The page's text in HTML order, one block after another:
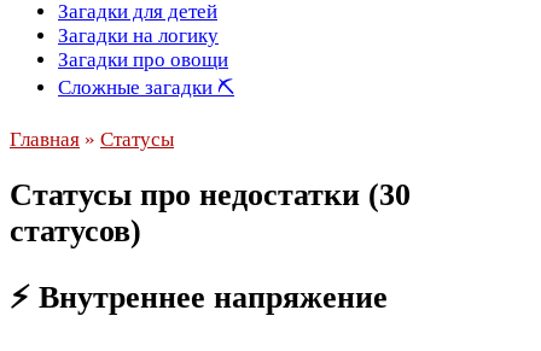
Загадки для детей
Загадки на логику
Загадки про овощи
Сложные загадки ⛏
Главная » Статусы
Статусы про недостатки (30
статусов)
⚡ Внутреннее напряжение